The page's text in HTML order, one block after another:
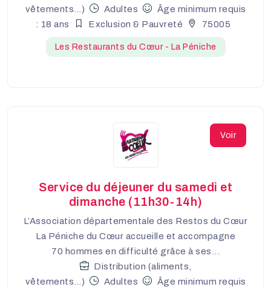
vêtements…)
Adultes
Âge minimum requis
: 18 ans
Exclusion & Pauvreté 75005
Les Restaurants du Cœur - La Péniche
Voir
Service du déjeuner du samedi et
dimanche (11h30-14h)
L’Association départementale des Restos du Cœur
La Péniche du Cœur accueille et accompagne
70 hommes en difficulté grâce à ses...
Distribution (aliments,
vêtements…)
Adultes
Âge minimum requis